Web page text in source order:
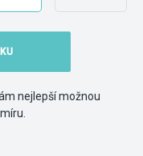
nejlepší možnou